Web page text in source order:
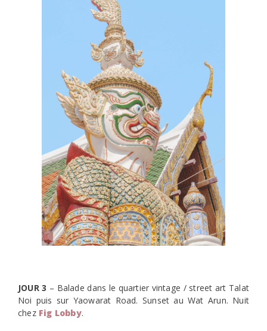
JOUR 3 – Balade dans le quartier vintage / street art Talat
Noi puis sur Yaowarat Road. Sunset au Wat Arun. Nuit
chez Fig Lobby.